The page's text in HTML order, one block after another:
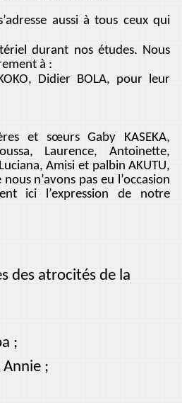
aussi à tous ceux qui
durant nos études. Nous
à :
Didier BOLA, pour leur
et sœurs Gaby KASEKA,
Laurence, Antoinette,
Amisi et palbin AKUTU,
n’avons pas eu l’occasion
ici l’expression de notre
des atrocités de la
;
;